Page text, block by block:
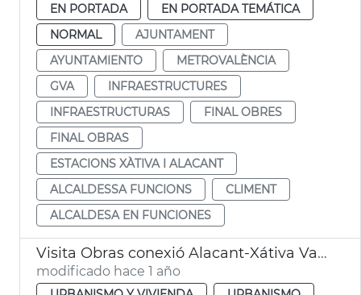
EN PORTADA
EN PORTADA TEMÁTICA
NORMAL
AJUNTAMENT
AYUNTAMIENTO
METROVALÈNCIA
GVA
INFRAESTRUCTURES
INFRAESTRUCTURAS
FINAL OBRES
FINAL OBRAS
ESTACIONS XÀTIVA I ALACANT
ALCALDESSA FUNCIONS
CLIMENT
ALCALDESA EN FUNCIONES
Visita Obras conexió Alacant-Xátiva València
modificado hace 1 año